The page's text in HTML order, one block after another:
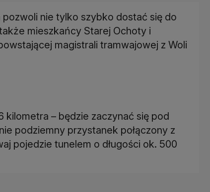
nie tylko szybko dostać się do
mieszkańcy Starej Ochoty i
magistrali tramwajowej z Woli
kilometra – będzie zaczynać się pod
podziemny przystanek połączony z
pojedzie tunelem o długości ok. 500